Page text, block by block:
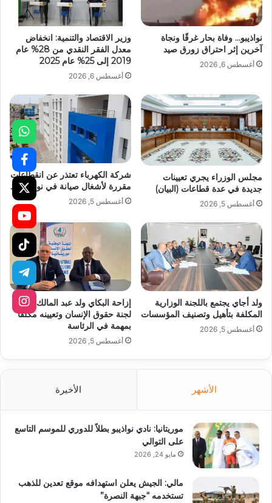
نواذيبو… وفاة بحار غرقًا ونجاة
آخرين إثر احتراق زورق صيد
أغسطس 6, 2026
وزير الاقتصاد والتنمية: انخفاض
معدل الفقر النقدي من 28% عام
2019 إلى 25% عام 2025
أغسطس 6, 2026
مجلس الوزراء يجري تعيينات
جديدة في عدة قطاعات (البيان)
أغسطس 5, 2026
شركة الكهرباء تعتذر عن انقطاعات
مقررة لأشغال صيانة في نواكشوط
أغسطس 5, 2026
ولد أجاي يجتمع باللجنة الوزارية
المكلفة بتأهيل وتصنيف المؤسسات
أغسطس 5, 2026
إزاحة البكاي ولد عبد المالك عن
لجنة حقوق الإنسان وتعيينه مكلفا
بمهمة في الرئاسة
أغسطس 5, 2026
الأشهر الأخيرة
موريتانيا: نادي نواذيبو بطلاً للدوري للموسم التاسع
على التوالي
مايو 24, 2026
مالي: الجيش يعلن استهدافه موقع تعدين للذهب
تستخدمه “جبهة النصرة”